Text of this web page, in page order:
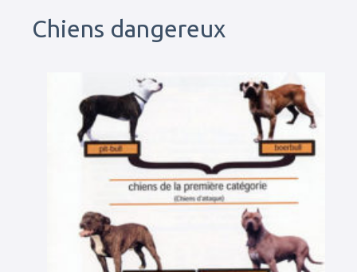
Chiens dangereux